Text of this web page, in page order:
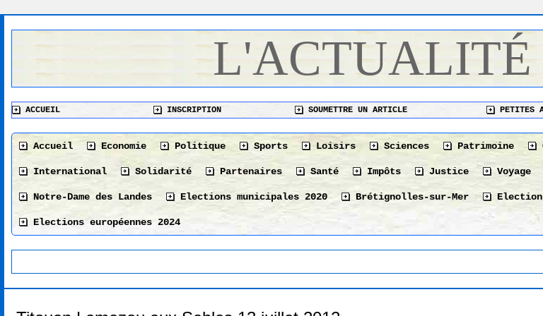
L'ACTUALITÉ
ACCUEIL INSCRIPTION SOUMETTRE UN ARTICLE PETITES
Accueil Economie Politique Sports Loisirs Sciences Patrimoine
International Solidarité Partenaires Santé Impôts Justice Voyage
Notre-Dame des Landes Elections municipales 2020 Brétignolles-sur-Mer
Elections européennes 2024